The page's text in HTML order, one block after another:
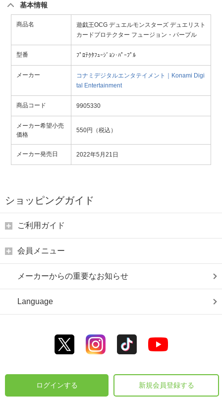
基本情報
商品名
遊戯王OCG デュエルモンスターズ デュエリスト
カードプロテクター フュージョン・パープル
型番 ﾌﾟﾛﾃｸﾀﾌｭｰｼﾞｮﾝ･ﾊﾟｰﾌﾟﾙ
メーカー
コナミデジタルエンタテイメント｜Konami Digi
tal Entertainment
商品コード 9905330
メーカー希望小売
価格
550円（税込）
メーカー発売日 2022年5月21日
ショッピングガイド
ご利用ガイド
会員メニュー
メーカーからの重要なお知らせ
Language
ログインする 新規会員登録する